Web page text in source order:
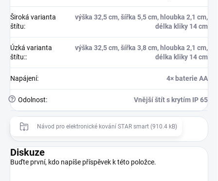
Široká varianta
štítu:
výška 32,5 cm, šířka 5,5 cm, hloubka 2,1 cm,
délka kliky 14 cm
Úzká varianta
štítu::
výška 32,5 cm, šířka 3,8 cm, hloubka 2,1 cm,
délka kliky 14 cm
Napájení: 4× baterie AA
? Odolnost: Vnější štít s krytím IP 65
Návod pro elektronické kování STAR smart (910.4 kB)
Diskuze
Buďte první, kdo napíše příspěvek k této položce.